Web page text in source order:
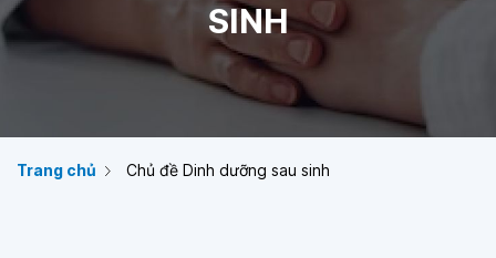
SINH
Trang chủ Chủ đề Dinh dưỡng sau sinh